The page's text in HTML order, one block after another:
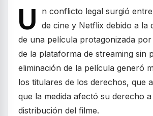
U
n conflicto legal surgió
de cine y Netflix debido a la
de una película protagonizada por
de la plataforma de streaming sin
eliminación de la película generó
los titulares de los derechos, que
que la medida afectó su derecho
distribución del filme.